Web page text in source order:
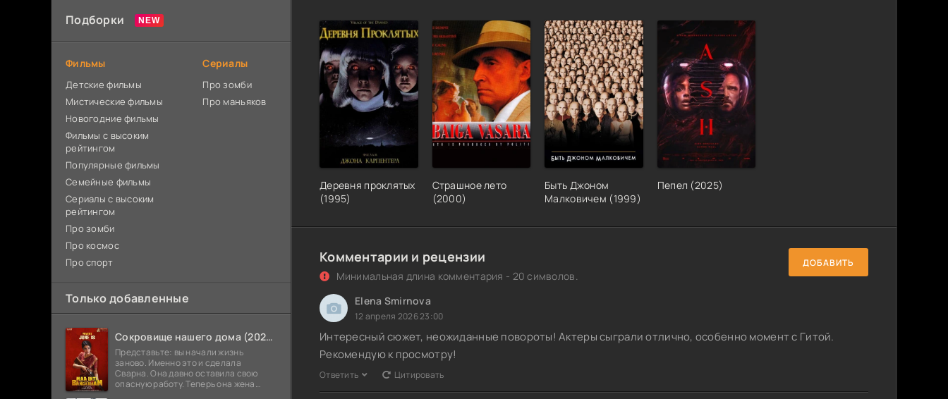
Деревня проклятых
(1995)
Страшное лето
(2000)
Быть Джоном
Малковичем (1999)
Пепел (2025)
Комментарии и рецензии
Минимальная длина комментария - 20 символов.
ДОБАВИТЬ
Elena Smirnova
12 апреля 2026 23:00
Интересный сюжет, неожиданные повороты! Актеры сыграли отлично, особенно момент с Гитой.
Рекомендую к просмотру!
Ответить Цитировать
Подборки
Фильмы
Детские фильмы
Мистические фильмы
Новогодние фильмы
Фильмы с высоким
рейтингом
Популярные фильмы
Семейные фильмы
Сериалы с высоким
рейтингом
Про зомби
Про космос
Про спорт
Сериалы
Про зомби
Про маньяков
Только добавленные
Сокровище нашего дома (2026)
Представьте: вы начали жизнь
заново. Именно это и сделала
Сварна. Она давно оставила свою
опасную работу. Теперь она жена